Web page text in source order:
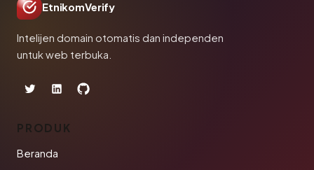
EtnikomVerify
Intelijen domain otomatis dan independen
untuk web terbuka.
PRODUK
Beranda